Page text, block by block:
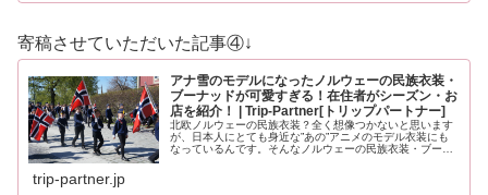
寄稿させていただいた記事④↓
アナ雪のモデルになったノルウェーの民族衣装・
ブーナッドが可愛すぎる！在住者がシーズン・お
店を紹介！ | Trip-Partner[トリップパートナー]
北欧ノルウェーの民族衣装？全く想像つかないと思います
が、日本人にとても身近な”あの”アニメのモデル衣装にも
なっているんです。そんなノルウェーの民族衣装・ブーナ
trip-partner.jp